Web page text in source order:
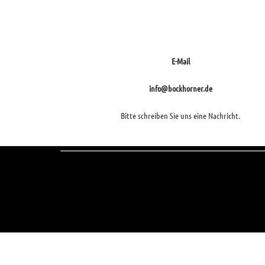
E-Mail
info@bockhorner.de
Bitte schreiben Sie uns eine Nachricht.